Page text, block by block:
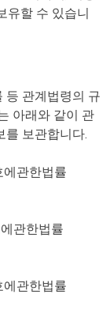
유할 수 있습니
등 관계법령의 규
아래와 같이 관
를 보관합니다.
관한법률
관한법률
관한법률